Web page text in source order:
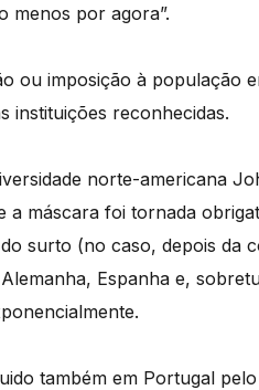
menos por agora”.
ou imposição à população
instituições reconhecidas.
norte-americana
a máscara foi tornada
surto (no caso, depois da
Espanha e,
também em Portugal